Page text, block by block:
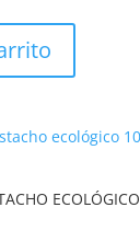
ECOLÓGICO